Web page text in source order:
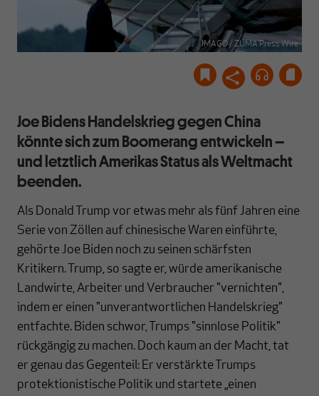
IMAGO / ZUMA Press Wire
Joe Bidens Handelskrieg gegen China
könnte sich zum Boomerang entwickeln –
und letztlich Amerikas Status als Weltmacht
beenden.
Als Donald Trump vor etwas mehr als fünf Jahren eine
Serie von Zöllen auf chinesische Waren einführte,
gehörte Joe Biden noch zu seinen schärfsten
Kritikern. Trump, so sagte er, würde amerikanische
Landwirte, Arbeiter und Verbraucher "vernichten",
indem er einen "unverantwortlichen Handelskrieg"
entfachte. Biden schwor, Trumps "sinnlose Politik"
rückgängig zu machen. Doch kaum an der Macht, tat
er genau das Gegenteil: Er verstärkte Trumps
protektionistische Politik und startete „einen